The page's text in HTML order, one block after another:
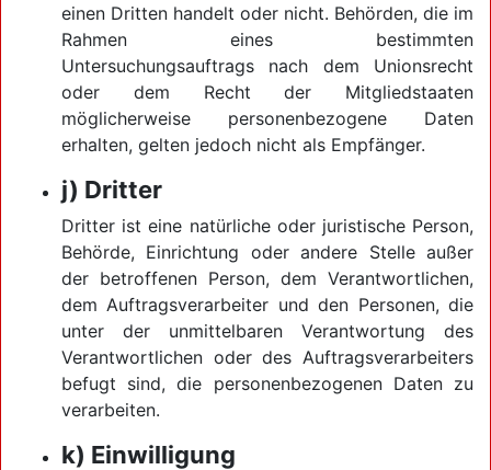
einen Dritten handelt oder nicht. Behörden, die im
Rahmen eines bestimmten
Untersuchungsauftrags nach dem Unionsrecht
oder dem Recht der Mitgliedstaaten
möglicherweise personenbezogene Daten
erhalten, gelten jedoch nicht als Empfänger.
j) Dritter
Dritter ist eine natürliche oder juristische Person,
Behörde, Einrichtung oder andere Stelle außer
der betroffenen Person, dem Verantwortlichen,
dem Auftragsverarbeiter und den Personen, die
unter der unmittelbaren Verantwortung des
Verantwortlichen oder des Auftragsverarbeiters
befugt sind, die personenbezogenen Daten zu
verarbeiten.
k) Einwilligung